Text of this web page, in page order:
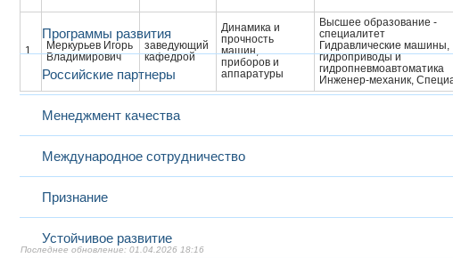
Программы развития
Российские партнеры
Менеджмент качества
Международное сотрудничество
Признание
Устойчивое развитие
1
Меркурьев Игорь
Владимирович
заведующий
кафедрой
Динамика и
прочность
машин,
приборов и
аппаратуры
Высшее образование -
специалитет
Гидравлические машины,
гидроприводы и
гидропневмоавтоматика
Инженер-механик,
01.04.2026 18:16